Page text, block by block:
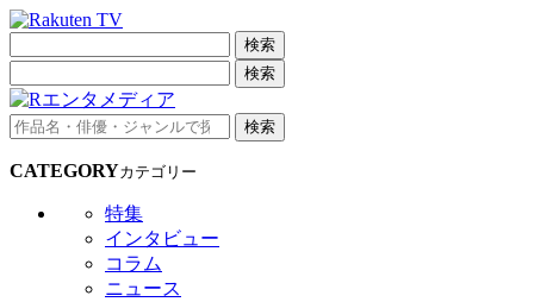
検索
検索
検索
CATEGORYカテゴリー
特集
インタビュー
コラム
ニュース